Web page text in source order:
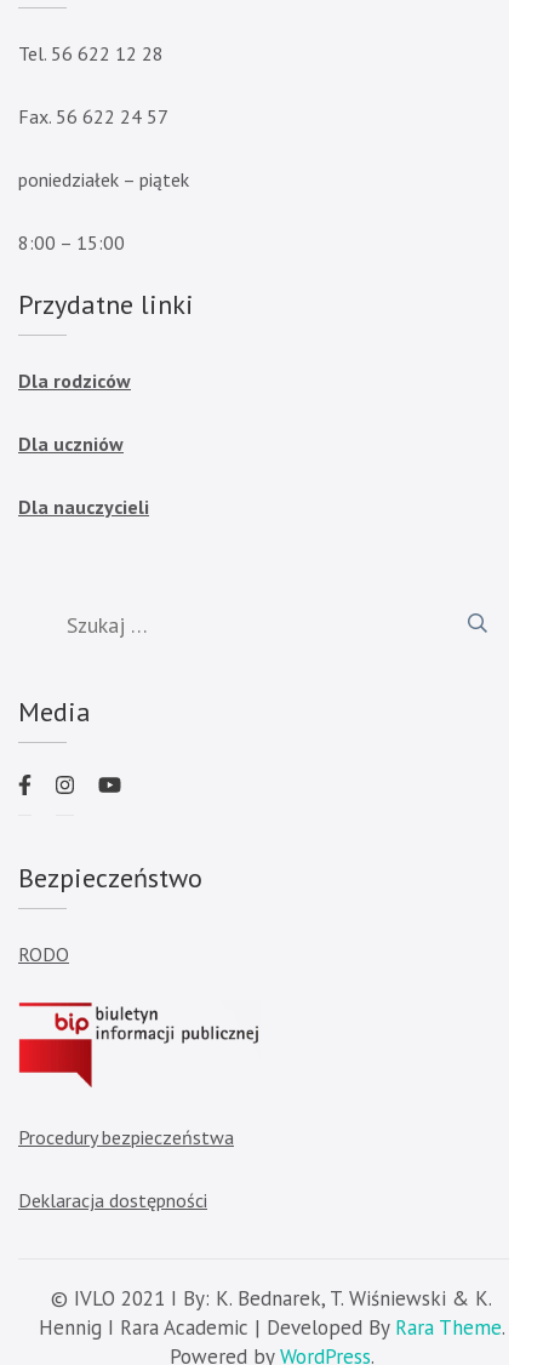
Tel. 56 622 12 28
Fax. 56 622 24 57
poniedziałek – piątek
8:00 – 15:00
Przydatne linki
Dla rodziców
Dla uczniów
Dla nauczycieli
Media
Bezpieczeństwo
RODO
Procedury bezpieczeństwa
Deklaracja dostępności
© IVLO 2021 I By: K. Bednarek, T. Wiśniewski & K.
Hennig I Rara Academic | Developed By Rara Theme.
Powered byWordPress.